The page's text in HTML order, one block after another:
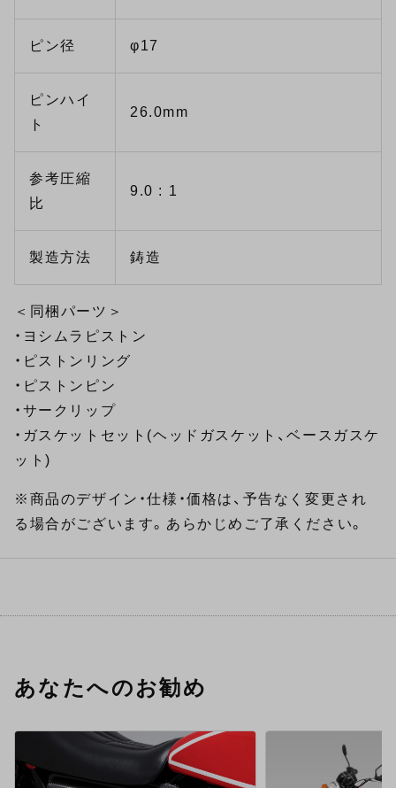
ピン径 φ17
ピンハイ
ト
26.0mm
参考圧縮
比
9.0 : 1
製造方法 鋳造
＜同梱パーツ＞
・ヨシムラピストン
・ピストンリング
・ピストンピン
・サークリップ
・ガスケットセット(ヘッドガスケット、ベースガスケ
ット)
※商品のデザイン・仕様・価格は、予告なく変更され
る場合がございます。あらかじめご了承ください。
あなたへのお勧め